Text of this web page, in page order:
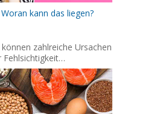
kann das liegen?
zahlreiche Ursachen
Fehlsichtigkeit…